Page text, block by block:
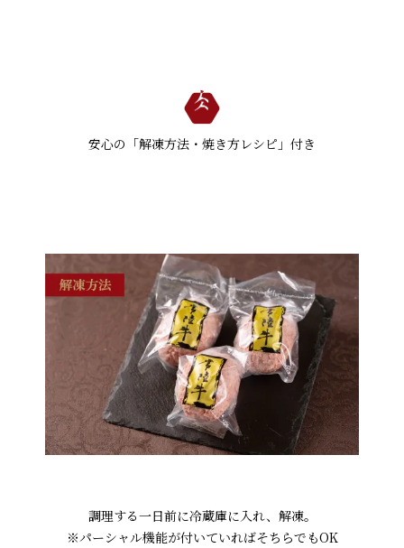
安心の「解凍方法・焼き方レシピ」付き
調理する一日前に冷蔵庫に入れ、解凍。
※パーシャル機能が付いていればそちらでもOK